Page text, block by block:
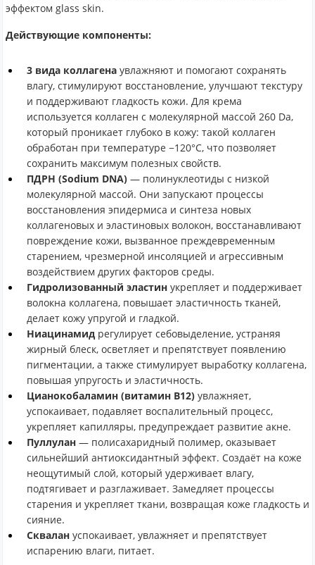
эффектом glass skin.
Действующие компоненты:
3 вида коллагена увлажняют и помогают сохранять
влагу, стимулируют восстановление, улучшают текстуру
и поддерживают гладкость кожи. Для крема
используется коллаген с молекулярной массой 260 Da,
который проникает глубоко в кожу: такой коллаген
обработан при температуре −120°C, что позволяет
сохранить максимум полезных свойств.
ПДРН (Sodium DNA) — полинуклеотиды с низкой
молекулярной массой. Они запускают процессы
восстановления эпидермиса и синтеза новых
коллагеновых и эластиновых волокон, восстанавливают
повреждение кожи, вызванное преждевременным
старением, чрезмерной инсоляцией и агрессивным
воздействием других факторов среды.
Гидролизованный эластин укрепляет и поддерживает
волокна коллагена, повышает эластичность тканей,
делает кожу упругой и гладкой.
Ниацинамид регулирует себовыделение, устраняя
жирный блеск, осветляет и препятствует появлению
пигментации, а также стимулирует выработку коллагена,
повышая упругость и эластичность.
Цианокобаламин (витамин B12) увлажняет,
успокаивает, подавляет воспалительный процесс,
укрепляет капилляры, предупреждает развитие акне.
Пуллулан — полисахаридный полимер, оказывает
сильнейший антиоксидантный эффект. Создаёт на коже
неощутимый слой, который удерживает влагу,
подтягивает и разглаживает. Замедляет процессы
старения и укрепляет ткани, возвращая коже гладкость и
сияние.
Сквалан успокаивает, увлажняет и препятствует
испарению влаги, питает.